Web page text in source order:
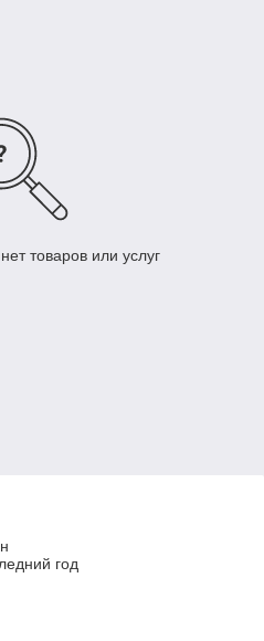
товаров или услуг
год